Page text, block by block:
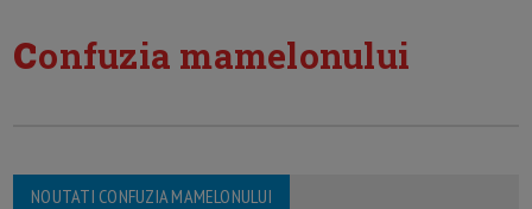
confuzia mamelonului
NOUTATI CONFUZIA MAMELONULUI